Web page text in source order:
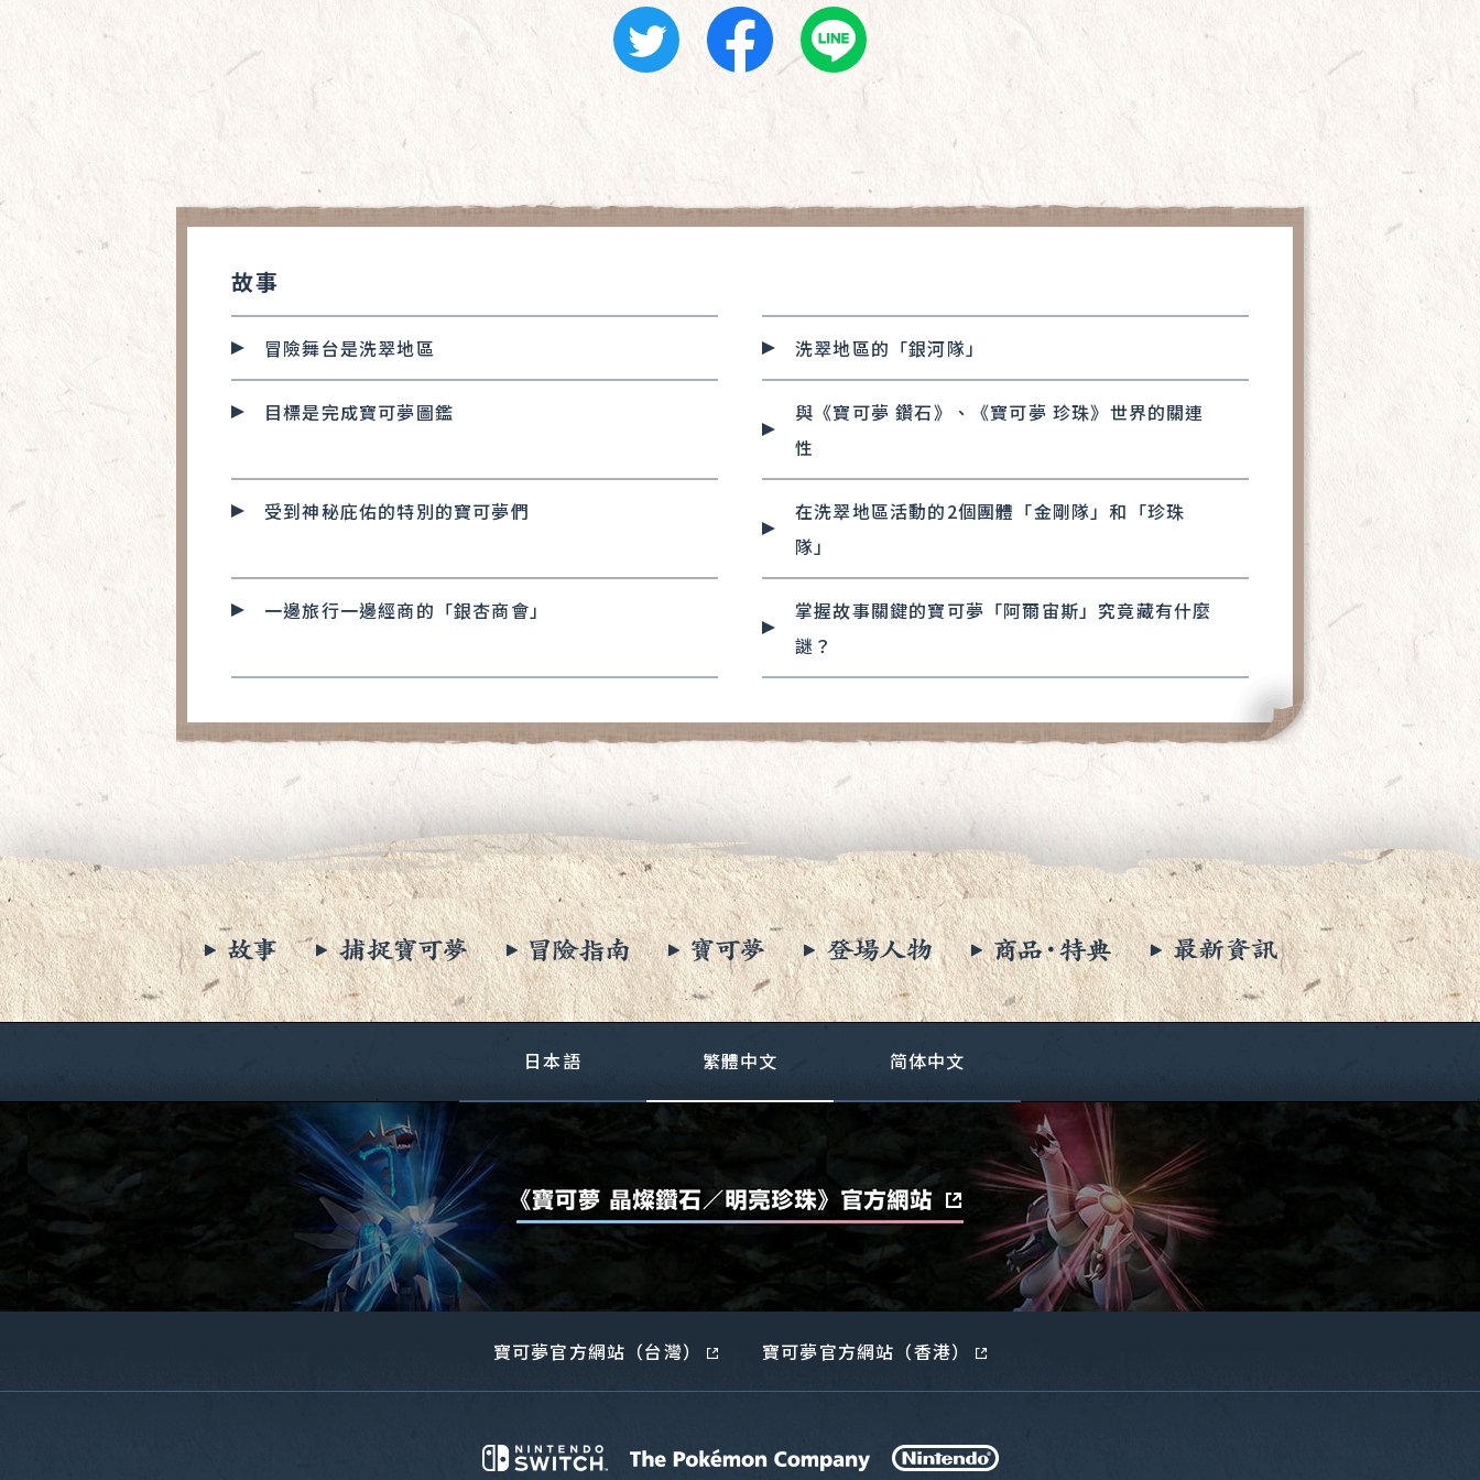
故事
冒險舞台是洗翠地區 洗翠地區的「銀河隊」
目標是完成寶可夢圖鑑
與《寶可夢 鑽石》、《寶可夢 珍珠》世界的關連
性
受到神秘庇佑的特別的寶可夢們
在洗翠地區活動的2個團體「金剛隊」和「珍珠
隊」
一邊旅行一邊經商的「銀杏商會」
掌握故事關鍵的寶可夢「阿爾宙斯」究竟藏有什麼
謎？
日本語 繁體中文 简体中文
寶可夢官方網站（台灣） 寶可夢官方網站（香港）